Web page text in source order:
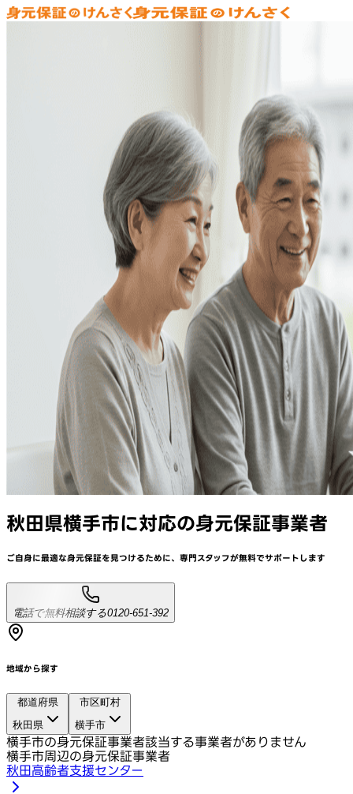
秋田県横手市に対応の身元保証事業者
ご自身に最適な身元保証を見つけるために、 専門スタッフが無料でサポートします
電話で無料相談する0120-651-392
地域から探す
都道府県
秋田県
市区町村
横手市
横手市の身元保証事業者該当する事業者がありません
横手市周辺の身元保証事業者
秋田高齢者支援センター